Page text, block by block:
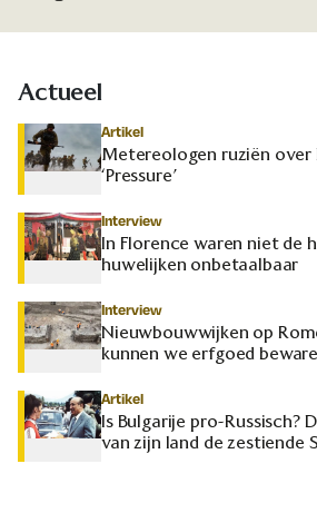
Actueel
Artikel
Metereologen ruziën over
‘Pressure’
Interview
In Florence waren niet de
huwelijken onbetaalbaar
Interview
Nieuwbouwwijken op
kunnen we erfgoed
Artikel
Is Bulgarije pro-Russisch?
van zijn land de zestiende